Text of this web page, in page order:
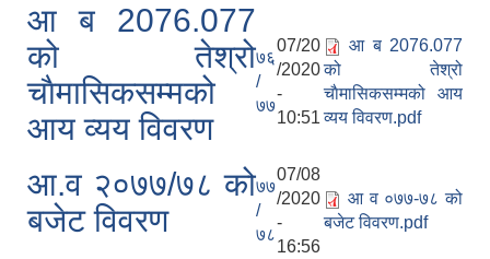
आ ब 2076.077
को तेश्रो
चाैमासिकसम्मको
आय व्यय विवरण
७६
/
७७
07/20
/2020
-
10:51
आ ब 2076.077
को तेश्रो
चाैमासिकसम्मको आय
व्यय विवरण.pdf
आ.व २०७७/७८ को
बजेट विवरण
७७
/
७८
07/08
/2020
-
16:56
आ व ०७७-७८ को
बजेट विवरण.pdf